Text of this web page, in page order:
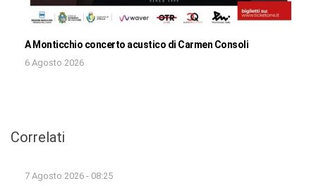
A Monticchio concerto acustico di Carmen Consoli
6 Agosto 2026
Correlati
7 Agosto 2026 - 08:25